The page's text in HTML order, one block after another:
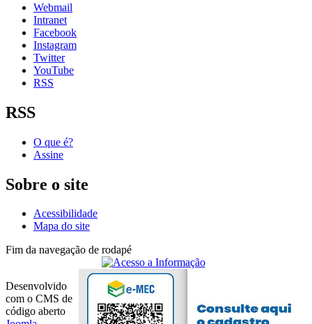
Webmail
Intranet
Facebook
Instagram
Twitter
YouTube
RSS
RSS
O que é?
Assine
Sobre o site
Acessibilidade
Mapa do site
Fim da navegação de rodapé
Desenvolvido
com o CMS de
código aberto